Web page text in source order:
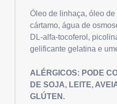
Óleo de linhaça, óleo de
cártamo, água de
DL-alfa-tocoferol,
gelificante gelatina e
ALÉRGICOS: PODE
DE SOJA, LEITE,
GLÚTEN.